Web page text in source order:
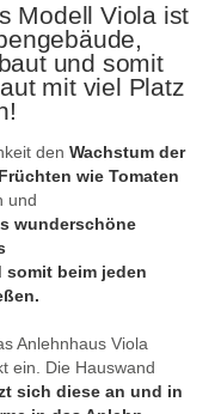
Modell Viola ist
und somit
mit viel Platz
den Wachstum der
wie Tomaten
und
wunderschöne
somit beim jeden
Anlehnhaus Viola
ein. Die Hauswand
sich diese an und in